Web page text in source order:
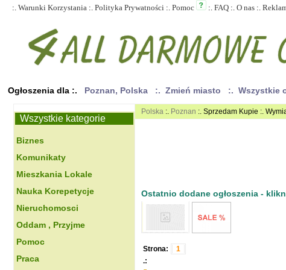
:. Warunki Korzystania :. Polityka Prywatności :. Pomoc :. FAQ :. O nas :.
Ogłoszenia dla :. Poznan, Polska :. Zmień miasto :. Wszystkie
Wszystkie kategorie
Biznes
Komunikaty
Mieszkania Lokale
Nauka Korepetycje
Nieruchomosci
Oddam , Przyjme
Pomoc
Praca
Polska :. Poznan :. Sprzedam Kupie :.
Ostatnio dodane ogłoszenia -
Strona:
1
.: